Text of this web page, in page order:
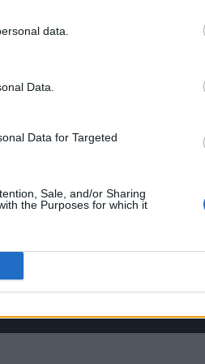
adicional de su información
de la IAB.
data.
Data.
Data for Targeted
Sale, and/or Sharing
the Purposes for which it
las